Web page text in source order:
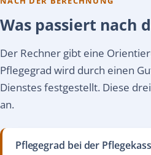
Was passiert nach
Der Rechner gibt eine
Pflegegrad wird durch einen
Dienstes festgestellt. Diese
an.
Pflegegrad bei der